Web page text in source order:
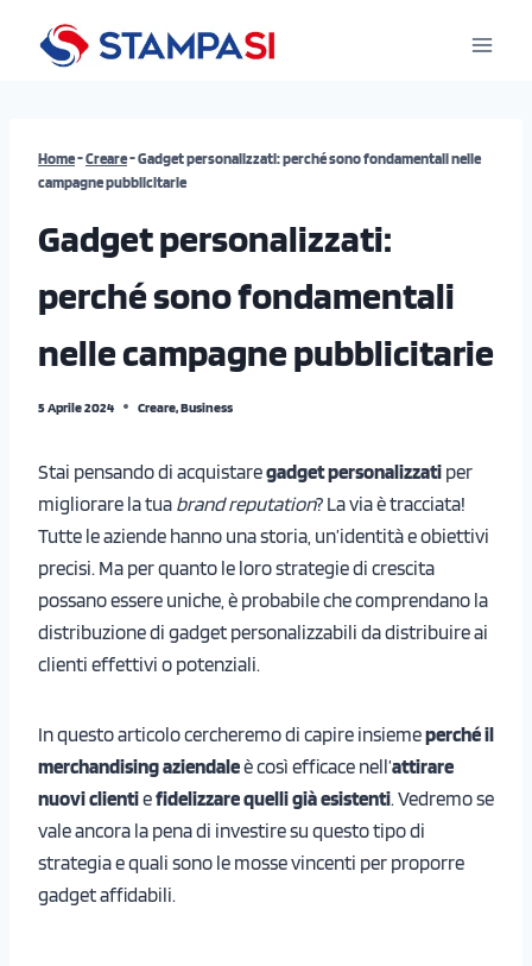
Home-Creare-Gadget personalizzati: perché sono fondamentali nelle
campagne pubblicitarie
Gadget personalizzati:
perché sono fondamentali
nelle campagne pubblicitarie
5 Aprile 2024 Creare,Business
Stai pensando di acquistaregadget personalizzati per
migliorare la tua brand reputation? La via è tracciata!
Tutte le aziende hanno una storia, un’identità e obiettivi
precisi. Ma per quanto le loro strategie di crescita
possano essere uniche, è probabile che comprendano la
distribuzione di gadget personalizzabili da distribuire ai
clienti effettivi o potenziali.
In questo articolo cercheremo di capire insiemeperché il
merchandising aziendaleè così efficace nell’attirare
nuovi clientiefidelizzare quelli già esistenti. Vedremo se
vale ancora la pena di investire su questo tipo di
strategia e quali sono le mosse vincenti per proporre
gadget affidabili.